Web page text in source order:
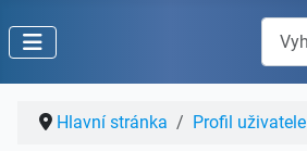
Hledat
Hlavní stránka Profil uživatele